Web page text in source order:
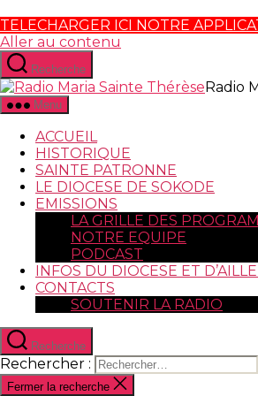
TELECHARGER ICI NOTRE
Aller au contenu
Recherche
Radio
Menu
ACCUEIL
HISTORIQUE
SAINTE PATRONNE
LE DIOCESE DE SOKODE
EMISSIONS
LA GRILLE DES
NOTRE EQUIPE
PODCAST
INFOS DU DIOCESE ET
CONTACTS
SOUTENIR LA RADIO
Recherche
Rechercher :
Fermer la recherche